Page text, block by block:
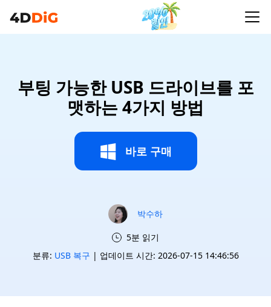
부팅 가능한 USB 드라이브를 포
맷하는 4가지 방법
바로 구매
박수하
5분 읽기
분류: USB 복구 | 업데이트 시간: 2026-07-15 14:46:56